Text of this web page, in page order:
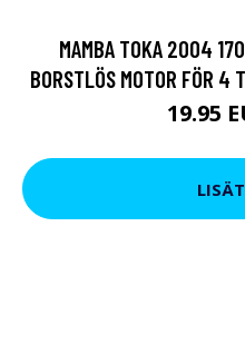
MAMBA TOKA 2004
BORSTLÖS MOTOR FÖR 4
19.95